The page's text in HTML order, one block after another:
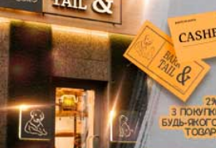
Забыли пароль?